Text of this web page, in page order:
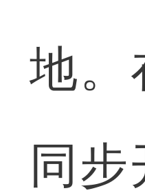
地。
同